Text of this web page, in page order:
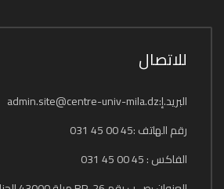
للاتصال
البريد.إ:admin.site@centre-univ-mila.dz
رقم الهاتف :45 00 45 031
الفاكس : 45 00 45 031